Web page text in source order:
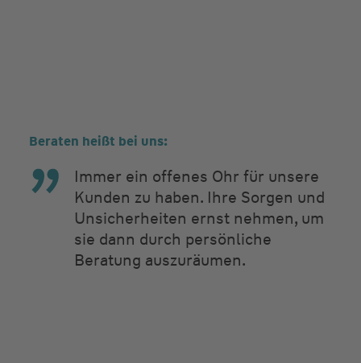
Beraten heißt bei uns:
Immer ein offenes Ohr für unsere
Kunden zu haben. Ihre Sorgen und
Unsicherheiten ernst nehmen, um
sie dann durch persönliche
Beratung auszuräumen.